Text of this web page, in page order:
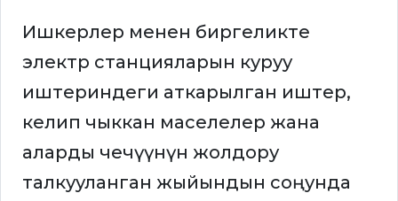
Ишкерлер менен биргеликте
электр станцияларын куруу
иштериндеги аткарылган иштер,
келип чыккан маселелер жана
аларды чечүүнүн жолдору
талкууланган жыйындын соңунда